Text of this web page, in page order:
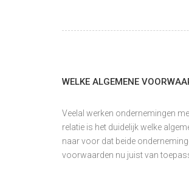
WELKE ALGEMENE
Veelal werken ondernemingen
relatie is het duidelijk welke
naar voor dat beide
voorwaarden nu juist van